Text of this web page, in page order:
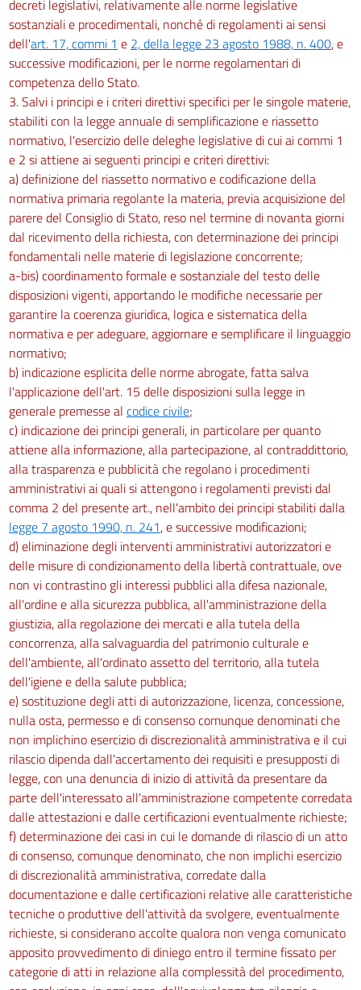
decreti legislativi, relativamente alle norme legislative
sostanziali e procedimentali, nonché di regolamenti ai sensi
dell'art. 17, commi 1 e 2, della legge 23 agosto 1988, n. 400, e
successive modificazioni, per le norme regolamentari di
competenza dello Stato.
3. Salvi i principi e i criteri direttivi specifici per le singole materie,
stabiliti con la legge annuale di semplificazione e riassetto
normativo, l'esercizio delle deleghe legislative di cui ai commi 1
e 2 si attiene ai seguenti principi e criteri direttivi:
a) definizione del riassetto normativo e codificazione della
normativa primaria regolante la materia, previa acquisizione del
parere del Consiglio di Stato, reso nel termine di novanta giorni
dal ricevimento della richiesta, con determinazione dei principi
fondamentali nelle materie di legislazione concorrente;
a-bis) coordinamento formale e sostanziale del testo delle
disposizioni vigenti, apportando le modifiche necessarie per
garantire la coerenza giuridica, logica e sistematica della
normativa e per adeguare, aggiornare e semplificare il linguaggio
normativo;
b) indicazione esplicita delle norme abrogate, fatta salva
l'applicazione dell'art. 15 delle disposizioni sulla legge in
generale premesse al codice civile;
c) indicazione dei principi generali, in particolare per quanto
attiene alla informazione, alla partecipazione, al contraddittorio,
alla trasparenza e pubblicità che regolano i procedimenti
amministrativi ai quali si attengono i regolamenti previsti dal
comma 2 del presente art., nell'ambito dei principi stabiliti dalla
legge 7 agosto 1990, n. 241, e successive modificazioni;
d) eliminazione degli interventi amministrativi autorizzatori e
delle misure di condizionamento della libertà contrattuale, ove
non vi contrastino gli interessi pubblici alla difesa nazionale,
all'ordine e alla sicurezza pubblica, all'amministrazione della
giustizia, alla regolazione dei mercati e alla tutela della
concorrenza, alla salvaguardia del patrimonio culturale e
dell'ambiente, all'ordinato assetto del territorio, alla tutela
dell'igiene e della salute pubblica;
e) sostituzione degli atti di autorizzazione, licenza, concessione,
nulla osta, permesso e di consenso comunque denominati che
non implichino esercizio di discrezionalità amministrativa e il cui
rilascio dipenda dall'accertamento dei requisiti e presupposti di
legge, con una denuncia di inizio di attività da presentare da
parte dell'interessato all'amministrazione competente corredata
dalle attestazioni e dalle certificazioni eventualmente richieste;
f) determinazione dei casi in cui le domande di rilascio di un atto
di consenso, comunque denominato, che non implichi esercizio
di discrezionalità amministrativa, corredate dalla
documentazione e dalle certificazioni relative alle caratteristiche
tecniche o produttive dell'attività da svolgere, eventualmente
richieste, si considerano accolte qualora non venga comunicato
apposito provvedimento di diniego entro il termine fissato per
categorie di atti in relazione alla complessità del procedimento,